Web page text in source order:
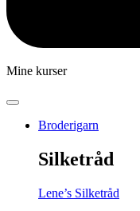
Mine kurser
Broderigarn
Silketråd
Lene’s Silketråd